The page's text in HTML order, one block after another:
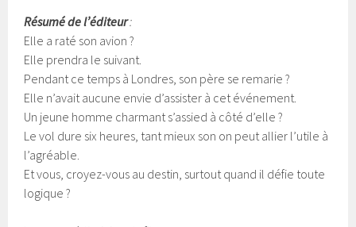
Résumé de l’éditeur:
Elle a raté son avion ?
Elle prendra le suivant.
Pendant ce temps à Londres, son père se remarie ?
Elle n’avait aucune envie d’assister à cet événement.
Un jeune homme charmant s’assied à côté d’elle ?
Le vol dure six heures, tant mieux son on peut allier l’utile à
l’agréable.
Et vous, croyez-vous au destin, surtout quand il défie toute
logique ?